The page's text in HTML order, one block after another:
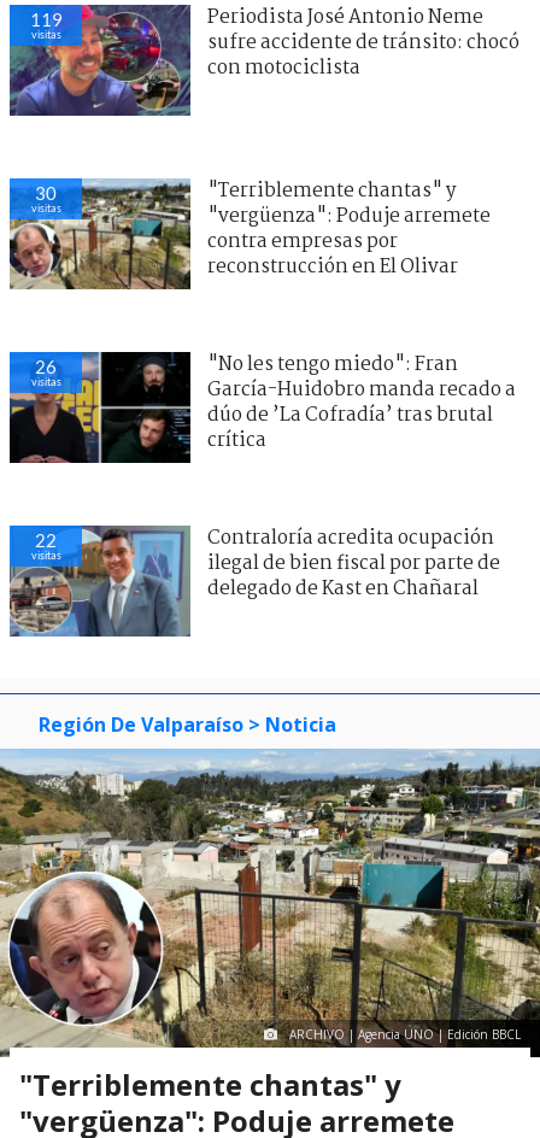
119
visitas
Periodista José Antonio Neme
sufre accidente de tránsito: chocó
con motociclista
30
visitas
"Terriblemente chantas" y
"vergüenza": Poduje arremete
contra empresas por
reconstrucción en El Olivar
26
visitas
"No les tengo miedo": Fran
García-Huidobro manda recado a
dúo de ’La Cofradía’ tras brutal
crítica
22
visitas
Contraloría acredita ocupación
ilegal de bien fiscal por parte de
delegado de Kast en Chañaral
Región De Valparaíso > Noticia
ARCHIVO | Agencia UNO | Edición BBCL
"Terriblemente chantas" y
"vergüenza": Poduje arremete